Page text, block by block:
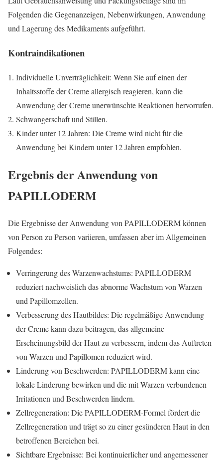
Folgenden die Gegenanzeigen, Nebenwirkungen, Anwendung
und Lagerung des Medikaments aufgeführt.
Kontraindikationen
Individuelle Unverträglichkeit: Wenn Sie auf einen der
Inhaltsstoffe der Creme allergisch reagieren, kann die
Anwendung der Creme unerwünschte Reaktionen hervorrufen.
Schwangerschaft und Stillen.
Kinder unter 12 Jahren: Die Creme wird nicht für die
Anwendung bei Kindern unter 12 Jahren empfohlen.
Ergebnis der Anwendung von
PAPILLODERM
Die Ergebnisse der Anwendung von PAPILLODERM können
von Person zu Person variieren, umfassen aber im Allgemeinen
Folgendes:
Verringerung des Warzenwachstums: PAPILLODERM
reduziert nachweislich das abnorme Wachstum von Warzen
und Papillomzellen.
Verbesserung des Hautbildes: Die regelmäßige Anwendung
der Creme kann dazu beitragen, das allgemeine
Erscheinungsbild der Haut zu verbessern, indem das Auftreten
von Warzen und Papillomen reduziert wird.
Linderung von Beschwerden: PAPILLODERM kann eine
lokale Linderung bewirken und die mit Warzen verbundenen
Irritationen und Beschwerden lindern.
Zellregeneration: Die PAPILLODERM-Formel fördert die
Zellregeneration und trägt so zu einer gesünderen Haut in den
betroffenen Bereichen bei.
Sichtbare Ergebnisse: Bei kontinuierlicher und angemessener